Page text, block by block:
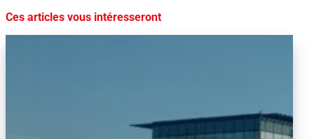
Ces articles vous intéresseront